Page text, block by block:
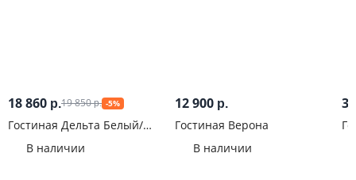
18 860 р.19 850р. -5%
Гостиная Дельта Белый/
В наличии
12 900 р.
Гостиная Верона
В наличии